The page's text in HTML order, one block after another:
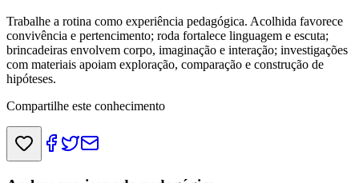
Trabalhe a rotina como experiência pedagógica. Acolhida favorece
convivência e pertencimento; roda fortalece linguagem e escuta;
brincadeiras envolvem corpo, imaginação e interação; investigações
com materiais apoiam exploração, comparação e construção de
hipóteses.
Compartilhe este conhecimento